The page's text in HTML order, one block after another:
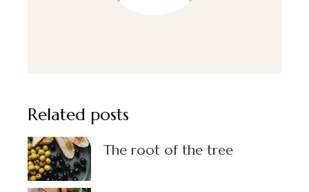
Related posts
The root of the tree